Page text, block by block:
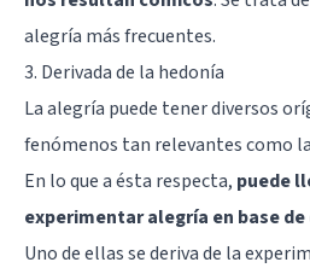
alegría más frecuentes.
3. Derivada de la hedonía
La alegría puede tener diversos
fenómenos tan relevantes como
En lo que a ésta respecta, puede
experimentar alegría en base
Uno de ellas se deriva de la